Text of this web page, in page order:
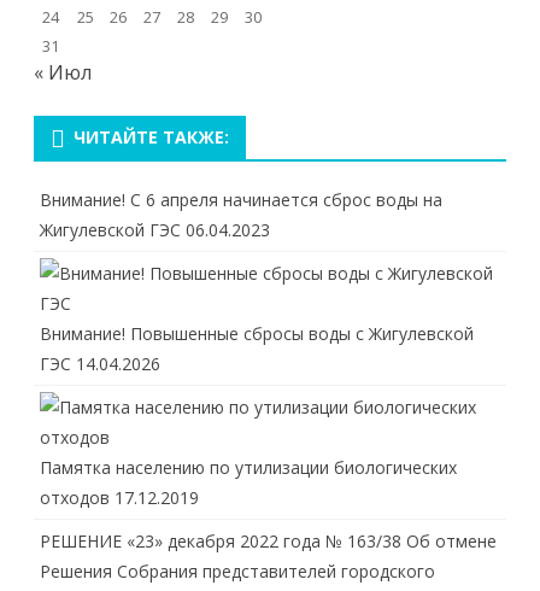
24
25 26 27 28 29
30
31
« Июл
ЧИТАЙТЕ ТАКЖЕ:
Внимание! С 6 апреля начинается сброс воды на
Жигулевской ГЭС 06.04.2023
Внимание! Повышенные сбросы воды с Жигулевской
ГЭС 14.04.2026
Памятка населению по утилизации биологических
отходов 17.12.2019
РЕШЕНИЕ «23» декабря 2022 года № 163/38 Об отмене
Решения Собрания представителей городского